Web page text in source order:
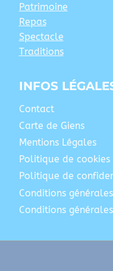
Patrimoine
Repas
Spectacle
Traditions
INFOS
Contact
Carte de Giens
Mentions Légales
Politique de cookies
Politique de
Conditions
Conditions